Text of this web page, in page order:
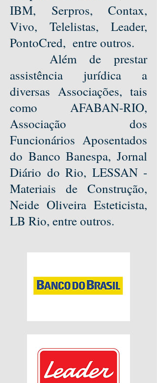
IBM, Serpros, Contax,
Vivo, Telelistas, Leader,
PontoCred, entre outros.
Além de prestar
assistência jurídica a
diversas Associações, tais
como AFABAN-RIO,
Associação dos
Funcionários Aposentados
do Banco Banespa, Jornal
Diário do Rio, LESSAN -
Materiais de Construção,
Neide Oliveira Esteticista,
LB Rio, entre outros.